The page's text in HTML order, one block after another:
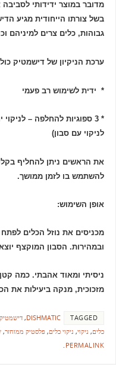
מדובר במוצר ידידותי
בשל צורתו הייחודית מגיע
גבוהות, כלים צרים למיניהם
ערכת הניקיון של דישמטיק
* ידית לשימוש רב פעמי
* 3 ספוגיות להחלפה –
לניקוי עם סבון)
את הראשים ניתן להחליף
להשתמש בו לזמן ממושך.
אופן השימוש:
מכניסים את נוזל הכלים
ובמהירות. הסבון המוקצף
ניסיתי ומאוד אהבתי. כמה
מזכוכית, מנקה ביעילות את
TAGGED
DISHMATIC
, דישמטיק
כלים, ניקוי, ניקוי כלים, פלסטיק ממוחזר,
PERMALINK
.